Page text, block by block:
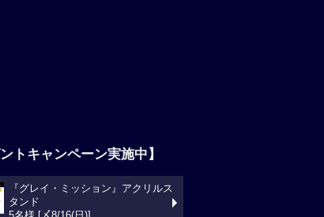
ントキャンペーン実施中】
『グレイ・ミッション』アクリルス
タンド